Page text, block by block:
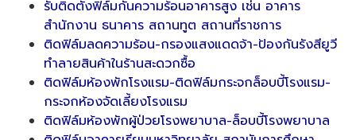
รับติดตั้งฟิล์มกันความร้อนอาคารสูง เช่น อาคาร
สำนักงาน ธนาคาร สถานทูต สถานที่ราชการ
ติดฟิล์มลดความร้อน-กรองแสงแดดจ้า-ป้องกันรังสียูวี
ทำลายสินค้าในร้านสะดวกซื้อ
ติดฟิล์มห้องพักโรงแรม-ติดฟิล์มกระจกล็อบบี้โรงแรม-
กระจกห้องจัดเลี้ยงโรงแรม
ติดฟิล์มห้องพักผู้ป่วยโรงพยาบาล-ล็อบบี้โรงพยาบาล